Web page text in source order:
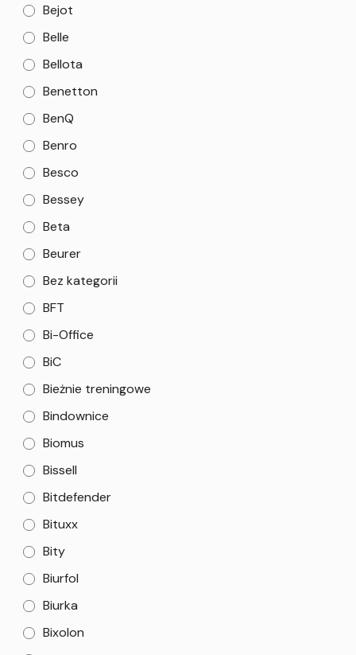
Bejot
Belle
Bellota
Benetton
BenQ
Benro
Besco
Bessey
Beta
Beurer
Bez kategorii
BFT
Bi-Office
BiC
Bieżnie treningowe
Bindownice
Biomus
Bissell
Bitdefender
Bituxx
Bity
Biurfol
Biurka
Bixolon